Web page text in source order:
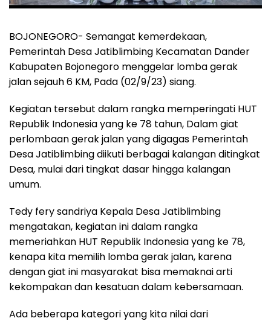
BOJONEGORO- Semangat kemerdekaan,
Pemerintah Desa Jatiblimbing Kecamatan Dander
Kabupaten Bojonegoro menggelar lomba gerak
jalan sejauh 6 KM, Pada (02/9/23) siang.
Kegiatan tersebut dalam rangka memperingati HUT
Republik Indonesia yang ke 78 tahun, Dalam giat
perlombaan gerak jalan yang digagas Pemerintah
Desa Jatiblimbing diikuti berbagai kalangan ditingkat
Desa, mulai dari tingkat dasar hingga kalangan
umum.
Tedy fery sandriya Kepala Desa Jatiblimbing
mengatakan, kegiatan ini dalam rangka
memeriahkan HUT Republik Indonesia yang ke 78,
kenapa kita memilih lomba gerak jalan, karena
dengan giat ini masyarakat bisa memaknai arti
kekompakan dan kesatuan dalam kebersamaan.
Ada beberapa kategori yang kita nilai dari